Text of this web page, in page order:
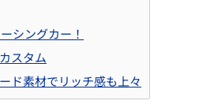
シングカー！
スタム
ド素材でリッチ感も上々